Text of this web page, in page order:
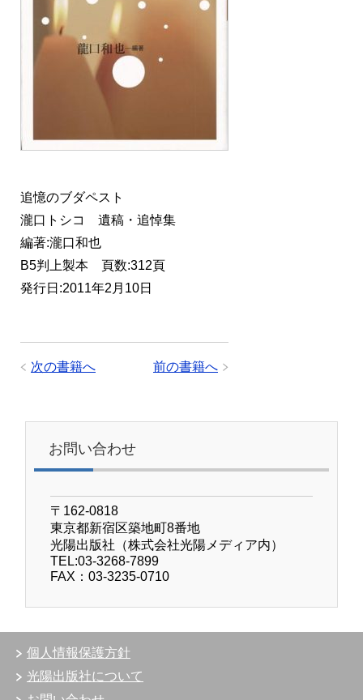
追憶のブダペスト
瀧口トシコ 遺稿・追悼集
編著:瀧口和也
B5判上製本 頁数:312頁
発行日:2011年2月10日
前の書籍へ
次の書籍へ
お問い合わせ
〒162-0818
東京都新宿区築地町8番地
光陽出版社（株式会社光陽メディア内）
TEL:03-3268-7899
FAX：03-3235-0710
個人情報保護方針
光陽出版社について